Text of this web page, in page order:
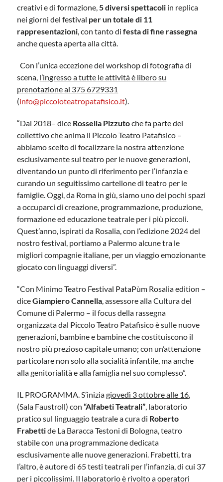
creativi e di formazione,5 diversi spettacoli in replica
nei giorni del festival per un totale di 11
rappresentazioni, con tanto difesta di fine rassegna
anche questa aperta alla città.
Con l’unica eccezione del workshop di fotografia di
scena, l’ingresso a tutte le attività è libero su
prenotazione al 375 6729331
(info@piccoloteatropatafisico.it).
“Dal 2018– dice Rossella Pizzutoche fa parte del
collettivo che anima il Piccolo Teatro Patafisico –
abbiamo scelto di focalizzare la nostra attenzione
esclusivamente sul teatro per le nuove generazioni,
diventando un punto di riferimento per l’infanzia e
curando un seguitissimo cartellone di teatro per le
famiglie. Oggi, da Roma in giù, siamo uno dei pochi spazi
a occuparci di creazione, programmazione, produzione,
formazione ed educazione teatrale per i più piccoli.
Quest’anno, ispirati da Rosalia, con l’edizione 2024 del
nostro festival, portiamo a Palermo alcune tra le
migliori compagnie italiane, per un viaggio emozionante
giocato con linguaggi diversi”.
“Con Minimo Teatro Festival PataPùm Rosalia edition –
diceGiampiero Cannella, assessore alla Cultura del
Comune di Palermo – il focus della rassegna
organizzata dal Piccolo Teatro Patafisico è sulle nuove
generazioni, bambine e bambine che costituiscono il
nostro più prezioso capitale umano; con un’attenzione
particolare non solo alla socialità infantile, ma anche
alla genitorialità e alla famiglia nel suo complesso”.
IL PROGRAMMA. S’iniziagiovedì 3 ottobre alle 16,
(Sala Faustroll) con“Alfabeti Teatrali”, laboratorio
pratico sul linguaggio teatrale a cura di Roberto
Frabettide La Baracca Testoni di Bologna, teatro
stabile con una programmazione dedicata
esclusivamente alle nuove generazioni. Frabetti, tra
l’altro, è autore di 65 testi teatrali per l’infanzia, di cui 37
per i piccolissimi. Il laboratorio è rivolto a operatori